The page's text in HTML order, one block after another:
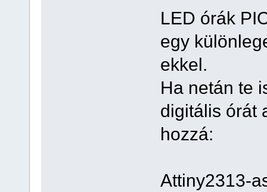
LED órák
egy
ekkel.
Ha netán te
digitális órát
hozzá:
Attiny2313-